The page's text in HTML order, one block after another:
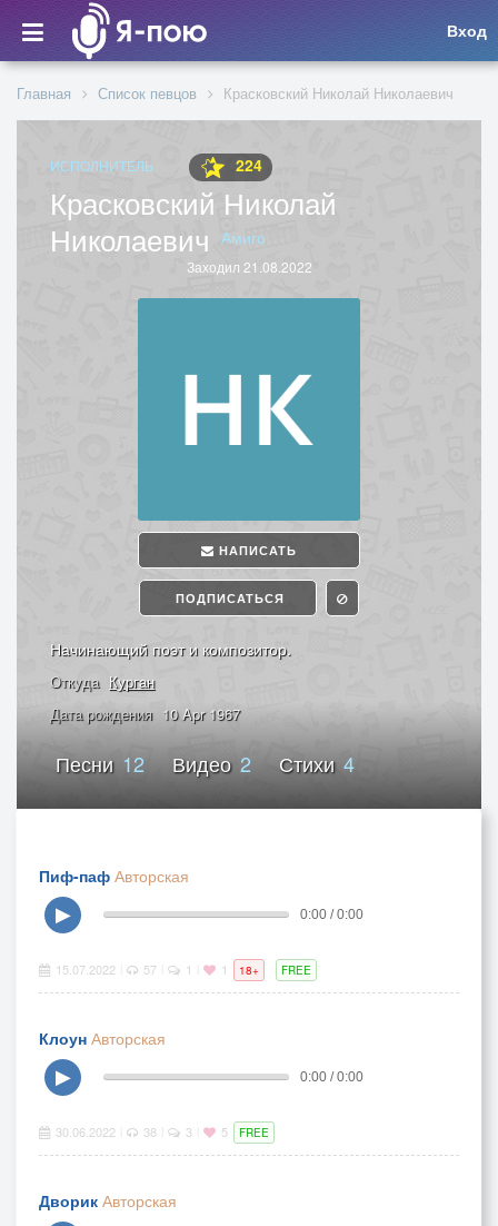
Вход
Главная Список певцов Красковский Николай Николаевич
ИСПОЛНИТЕЛЬ 224
Красковский Николай
Николаевич Амиго
Заходил 21.08.2022
НАПИСАТЬ
ПОДПИСАТЬСЯ
Начинающий поэт и композитор.
Откуда Курган
Дата рождения 10 Apr 1967
Песни 12 Видео 2 Стихи4
Пиф-паф Авторская
▶
0:00 / 0:00
15.07.2022 57 1 1 18+ FREE
Клоун Авторская
▶
0:00 / 0:00
30.06.2022 38 3 5 FREE
Дворик Авторская